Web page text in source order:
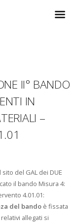
II° BANDO
IN
–
del GAL dei DUE
il bando Misura 4:
4.01.01:
del bando è fissata
allegati si